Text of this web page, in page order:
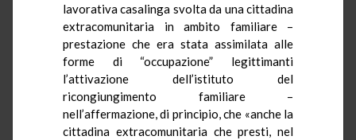
lavorativa casalinga svolta da una cittadina
extracomunitaria in ambito familiare –
prestazione che era stata assimilata alle
forme di “occupazione” legittimanti
l’attivazione dell’istituto del
ricongiungimento familiare –
nell’affermazione, di principio, che «anche la
cittadina extracomunitaria che presti, nel